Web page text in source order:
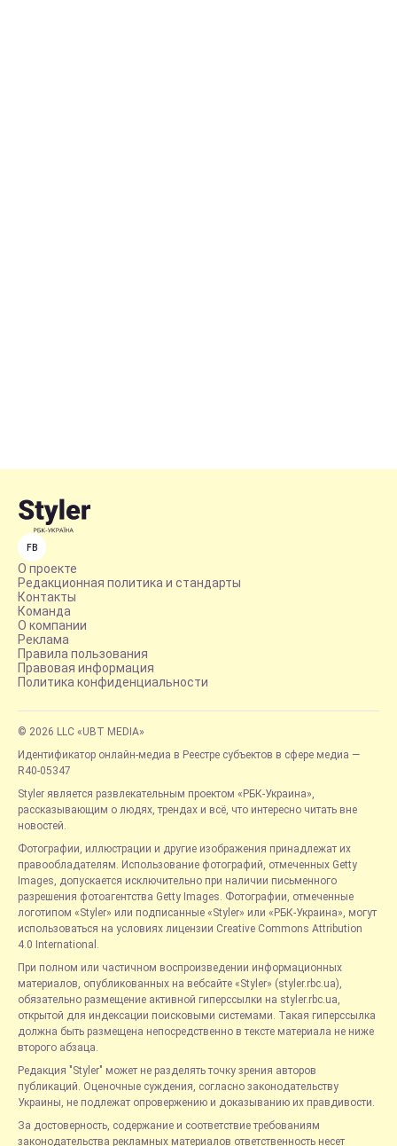
FB
О проекте
Редакционная политика и стандарты
Контакты
Команда
О компании
Реклама
Правила пользования
Правовая информация
Политика конфиденциальности
© 2026 LLC «UBT MEDIA»
Идентификатор онлайн-медиа в Реестре субъектов в сфере медиа —
R40-05347
Styler является развлекательным проектом «РБК-Украина»,
рассказывающим о людях, трендах и всё, что интересно читать вне
новостей.
Фотографии, иллюстрации и другие изображения принадлежат их
правообладателям. Использование фотографий, отмеченных Getty
Images, допускается исключительно при наличии письменного
разрешения фотоагентства Getty Images. Фотографии, отмеченные
логотипом «Styler» или подписанные «Styler» или «РБК-Украина», могут
использоваться на условиях лицензии Creative Commons Attribution
4.0 International.
При полном или частичном воспроизведении информационных
материалов, опубликованных на вебсайте «Styler» (styler.rbc.ua),
обязательно размещение активной гиперссылки на styler.rbc.ua,
открытой для индексации поисковыми системами. Такая гиперссылка
должна быть размещена непосредственно в тексте материала не ниже
второго абзаца.
Редакция "Styler" может не разделять точку зрения авторов
публикаций. Оценочные суждения, согласно законодательству
Украины, не подлежат опровержению и доказыванию их правдивости.
За достоверность, содержание и соответствие требованиям
законодательства рекламных материалов ответственность несет